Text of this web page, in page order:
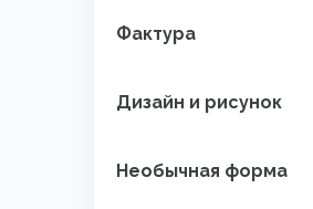
Фактура
Дизайн и рисунок
Необычная форма